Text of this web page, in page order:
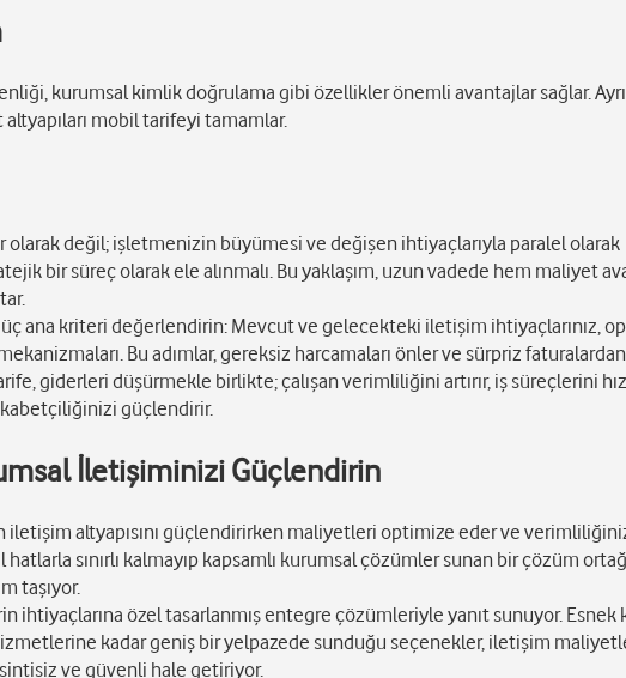
kurumsal kimlik doğrulama gibi özellikler önemli avantajlar sağlar.
altyapıları mobil tarifeyi tamamlar.
olarak değil; işletmenizin büyümesi ve değişen ihtiyaçlarıyla paralel olarak
bir süreç olarak ele alınmalı. Bu yaklaşım, uzun vadede hem maliyet
ana kriteri değerlendirin: Mevcut ve gelecekteki iletişim ihtiyaçlarınız,
Bu adımlar, gereksiz harcamaları önler ve sürpriz
giderleri düşürmekle birlikte; çalışan verimliliğini artırır, iş süreçlerini
güçlendirir.
İletişiminizi Güçlendirin
altyapısını güçlendirirken maliyetleri optimize eder ve
sınırlı kalmayıp kapsamlı kurumsal çözümler sunan bir çözüm
taşıyor.
ihtiyaçlarına özel tasarlanmış entegre çözümleriyle yanıt sunuyor. Esnek
kadar geniş bir yelpazede sunduğu seçenekler, iletişim
ve güvenli hale getiriyor.